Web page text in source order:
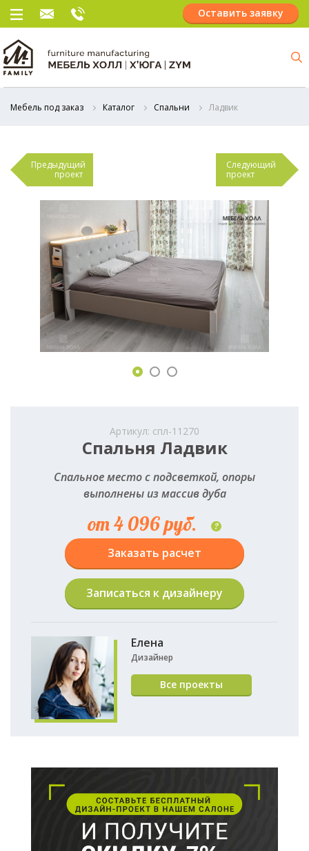
Оставить заявку
Мебель под заказ Каталог Спальни Ладвик
Предыдущий
проект
Следующий
проект
Артикул: спл-11270
Спальня Ладвик
Спальное место с подсветкой, опоры
выполнены из массив дуба
от 4 096 руб. ?
Заказать расчет
Записаться к дизайнеру
Елена
Дизайнер
Все проекты